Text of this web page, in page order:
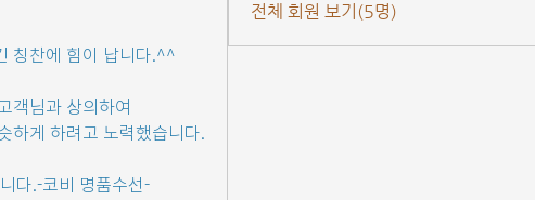
칭찬에 힘이 납니다.^^
객님과 상의하여
하게 하려고 노력했습니다.
다.-코비 명품수선-
전체 회원 보기(5명)